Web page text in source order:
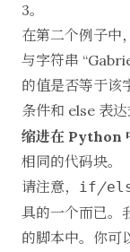
3。
在第二个例子中
与字符串
的值是否等于该
条件和 else 表
缩进在 Python
相同的代码块。
请注意， if/
具的一个而已。
的脚本中。你可